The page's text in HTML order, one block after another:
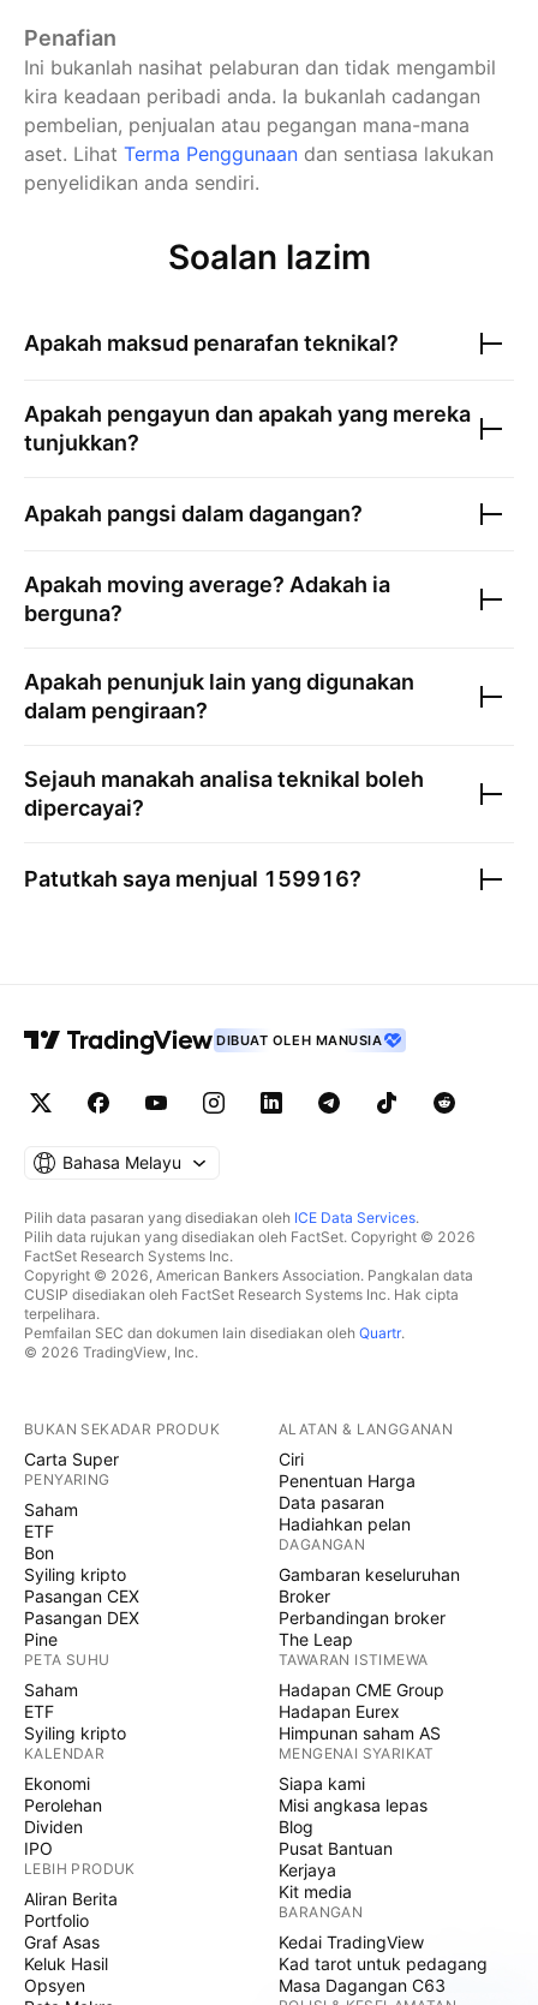
Penafian
Ini bukanlah nasihat pelaburan dan tidak mengambil
kira keadaan peribadi anda. Ia bukanlah cadangan
pembelian, penjualan atau pegangan mana-mana
aset. Lihat Terma Penggunaan dan sentiasa lakukan
penyelidikan anda sendiri.
Soalan lazim
Apakah maksud penarafan teknikal?
Apakah pengayun dan apakah yang mereka
tunjukkan?
Apakah pangsi dalam dagangan?
Apakah moving average? Adakah ia
berguna?
Apakah penunjuk lain yang digunakan
dalam pengiraan?
Sejauh manakah analisa teknikal boleh
dipercayai?
Patutkah saya menjual 159916?
DIBUAT OLEH MANUSIA
Bahasa Melayu
Pilih data pasaran yang disediakan oleh ICE Data Services.
Pilih data rujukan yang disediakan oleh FactSet. Copyright © 2026
FactSet Research Systems Inc.
Copyright © 2026, American Bankers Association. Pangkalan data
CUSIP disediakan oleh FactSet Research Systems Inc. Hak cipta
terpelihara.
Pemfailan SEC dan dokumen lain disediakan oleh Quartr.
© 2026 TradingView, Inc.
BUKAN SEKADAR PRODUK
Carta Super
PENYARING
Saham
ETF
Bon
Syiling kripto
Pasangan CEX
Pasangan DEX
Pine
PETA SUHU
Saham
ETF
Syiling kripto
KALENDAR
Ekonomi
Perolehan
Dividen
IPO
LEBIH PRODUK
Aliran Berita
Portfolio
Graf Asas
Keluk Hasil
Opsyen
ALATAN & LANGGANAN
Ciri
Penentuan Harga
Data pasaran
Hadiahkan pelan
DAGANGAN
Gambaran keseluruhan
Broker
Perbandingan broker
The Leap
TAWARAN ISTIMEWA
Hadapan CME Group
Hadapan Eurex
Himpunan saham AS
MENGENAI SYARIKAT
Siapa kami
Misi angkasa lepas
Blog
Pusat Bantuan
Kerjaya
Kit media
BARANGAN
Kedai TradingView
Kad tarot untuk pedagang
Masa Dagangan C63